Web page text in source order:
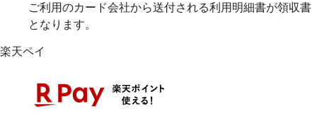
ご利用のカード会社から送付される利用明細書が領収書
となります。
楽天ペイ